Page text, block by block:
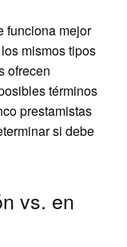
funciona mejor
mismos tipos
ofrecen
términos
prestamistas
si debe
vs. en